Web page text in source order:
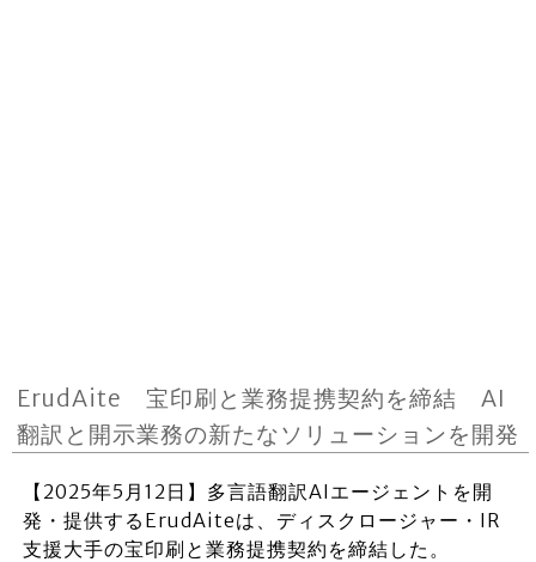
ErudAite 宝印刷と業務提携契約を締結 AI
翻訳と開示業務の新たなソリューションを開発
【2025年5月12日】多言語翻訳AIエージェントを開
発・提供するErudAiteは、ディスクロージャー・IR
支援大手の宝印刷と業務提携契約を締結した。